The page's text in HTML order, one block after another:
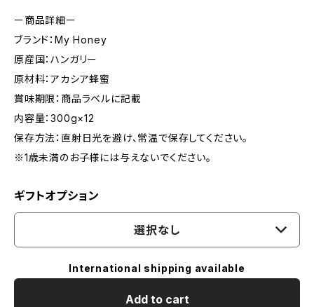
ー商品詳細ー
ブランド：My Honey
原産国：ハンガリー
原材料：アカシア蜂蜜
賞味期限：商品ラベルに記載
内容量：300g×12
保存方法：直射日光を避け、常温で保存してください。
※1歳未満のお子様には与えないでください。
ギフトオプション
選択なし
International shipping available
Add to cart